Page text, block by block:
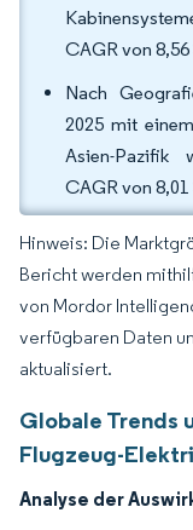
CAGR von
Nach
2025 mit
Asien-Pazifik
CAGR von
Hinweis: Die
Bericht werden
von Mordor
verfügbaren Daten
aktualisiert.
Globale Trends
Flugzeug-
Analyse der